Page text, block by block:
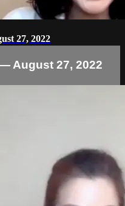
27, 2022
August 27, 2022